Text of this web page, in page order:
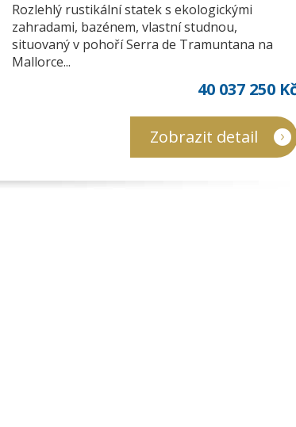
Rozlehlý rustikální statek s ekologickými
zahradami, bazénem, vlastní studnou,
situovaný v pohoří Serra de Tramuntana na
Mallorce...
40 037 250
Zobrazit detail